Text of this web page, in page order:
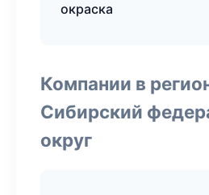
окраска
Компании в
Сибирский
округ